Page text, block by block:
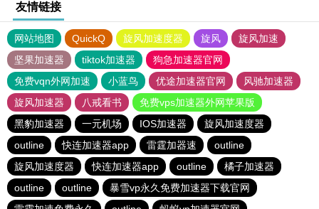
友情链接
网站地图 QuickQ 旋风加速度器 旋风
旋风加速
坚果加速器
tiktok加速器
狗急加速器官网
免费vqn外网加速
小蓝鸟 优途加速器官网
风驰加速器
旋风加速器
八戒看书
免费vps加速器外网苹果版
黑豹加速器
一元机场 IOS加速器
旋风加速度器
outline
快连加速器app 雷霆加器速
outline
旋风加速度器
快连加速器app outline
橘子加速器
outline
outline
暴雪vp永久免费加速器下载官网